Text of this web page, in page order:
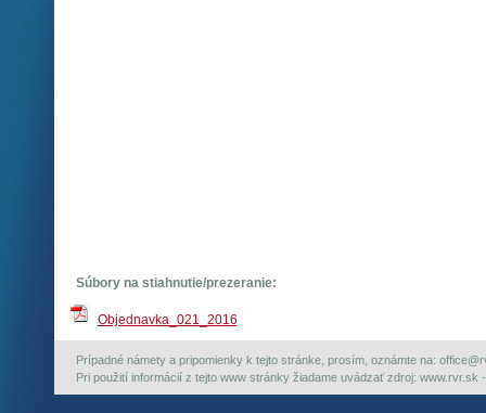
Súbory na stiahnutie/prezeranie:
Objednavka_021_2016
Prípadné námety a pripomienky k tejto stránke, prosím, oznámte na:
Pri použití informácií z tejto www stránky žiadame uvádzať zdroj: www.rvr.sk